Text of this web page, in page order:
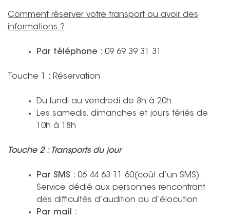
Comment réserver votre transport ou avoir des
informations ?
Par téléphone : 09 69 39 31 31
Touche 1 : Réservation
Du lundi au vendredi de 8h à 20h
Les samedis, dimanches et jours fériés de
10h à 18h
Touche 2 : Transports du jour
Par SMS : 06 44 63 11 60(coût d’un SMS)
Service dédié aux personnes rencontrant
des difficultés d’audition ou d’élocution
Par mail :